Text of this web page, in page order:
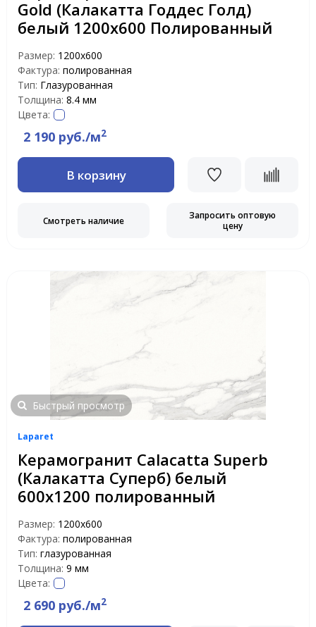
Gold (Калакатта Годдес Голд)
белый 1200х600 Полированный
Размер: 1200x600
Фактура: полированная
Тип: Глазурованная
Толщина: 8.4 мм
Цвета:
2 190 руб./м2
В корзину
Смотреть наличие
Запросить оптовую
цену
Быстрый просмотр
Laparet
Керамогранит Calacatta Superb
(Калакатта Суперб) белый
600x1200 полированный
Размер: 1200x600
Фактура: полированная
Тип: глазурованная
Толщина: 9 мм
Цвета:
2 690 руб./м2